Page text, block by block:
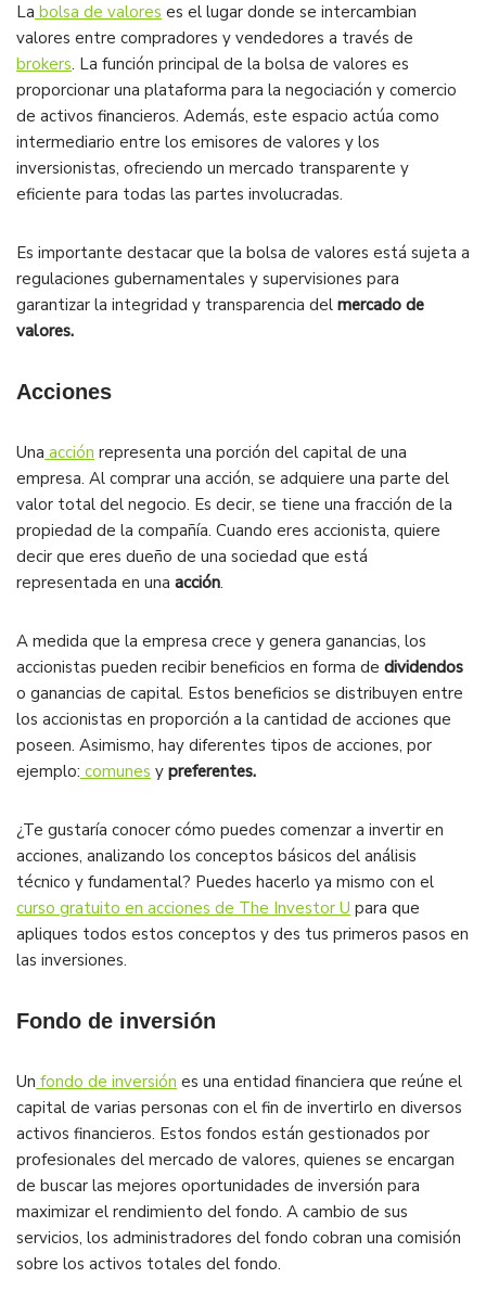
La bolsa de valores es el lugar donde se intercambian
valores entre compradores y vendedores a través de
brokers. La función principal de la bolsa de valores es
proporcionar una plataforma para la negociación y comercio
de activos financieros. Además, este espacio actúa como
intermediario entre los emisores de valores y los
inversionistas, ofreciendo un mercado transparente y
eficiente para todas las partes involucradas.
Es importante destacar que la bolsa de valores está sujeta a
regulaciones gubernamentales y supervisiones para
garantizar la integridad y transparencia del mercado de
valores.
Acciones
Una acción representa una porción del capital de una
empresa. Al comprar una acción, se adquiere una parte del
valor total del negocio. Es decir, se tiene una fracción de la
propiedad de la compañía. Cuando eres accionista, quiere
decir que eres dueño de una sociedad que está
representada en una acción.
A medida que la empresa crece y genera ganancias, los
accionistas pueden recibir beneficios en forma de dividendos
o ganancias de capital. Estos beneficios se distribuyen entre
los accionistas en proporción a la cantidad de acciones que
poseen. Asimismo, hay diferentes tipos de acciones, por
ejemplo: comunes y preferentes.
¿Te gustaría conocer cómo puedes comenzar a invertir en
acciones, analizando los conceptos básicos del análisis
técnico y fundamental? Puedes hacerlo ya mismo con el
curso gratuito en acciones de The Investor U para que
apliques todos estos conceptos y des tus primeros pasos en
las inversiones.
Fondo de inversión
Un fondo de inversión es una entidad financiera que reúne el
capital de varias personas con el fin de invertirlo en diversos
activos financieros. Estos fondos están gestionados por
profesionales del mercado de valores, quienes se encargan
de buscar las mejores oportunidades de inversión para
maximizar el rendimiento del fondo. A cambio de sus
servicios, los administradores del fondo cobran una comisión
sobre los activos totales del fondo.